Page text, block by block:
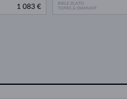
1 083 €
BIELE ZLATO
TOPÁS & DIAMANT